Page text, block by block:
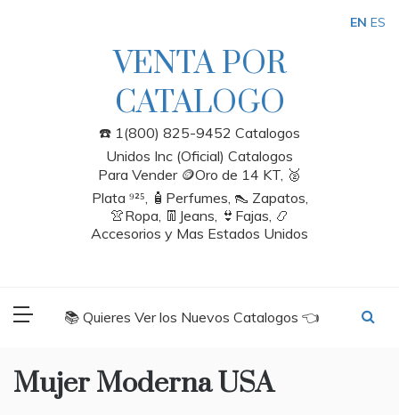
VENTA POR
CATALOGO
☎️ 1(800) 825-9452 Catalogos
Unidos Inc (Oficial) Catalogos
Para Vender 🪙Oro de 14 KT, 🥈
Plata ⁹²⁵, 🧴Perfumes, 👠 Zapatos,
👚Ropa, 👖Jeans, 👙Fajas, 📿
Accesorios y Mas Estados Unidos
📚 Quieres Ver los Nuevos Catalogos 👈
Mujer Moderna USA
EN ES